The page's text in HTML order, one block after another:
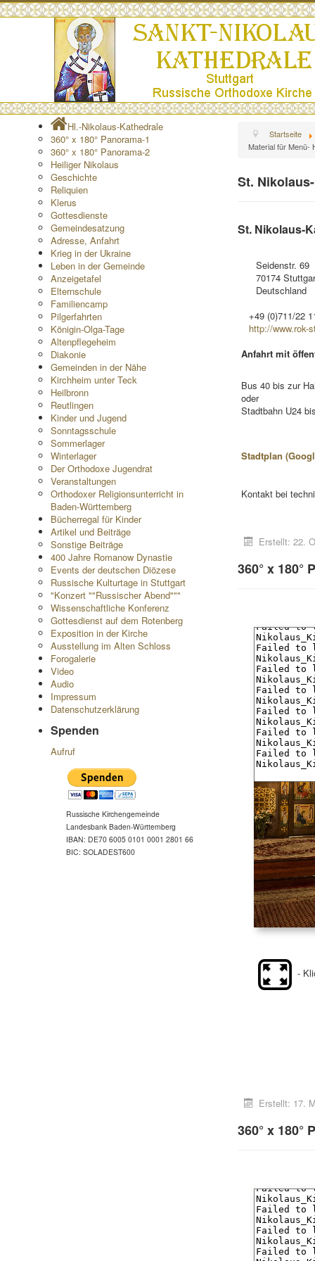
Hl.-Nikolaus-Kathedrale
360° x 180° Panorama-1
360° x 180° Panorama-2
Heiliger Nikolaus
Geschichte
Reliquien
Klerus
Gottesdienste
Gemeindesatzung
Adresse, Anfahrt
Krieg in der Ukraine
Leben in der Gemeinde
Anzeigetafel
Elternschule
Familiencamp
Pilgerfahrten
Königin-Olga-Tage
Altenpflegeheim
Diakonie
Gemeinden in der Nähe
Kirchheim unter Teck
Heilbronn
Reutlingen
Kinder und Jugend
Sonntagsschule
Sommerlager
Winterlager
Der Orthodoxe Jugendrat
Veranstaltungen
Orthodoxer Religionsunterricht in
Baden-Württemberg
Bücherregal für Kinder
Artikel und Beiträge
Sonstige Beiträge
400 Jahre Romanow Dynastie
Events der deutschen Diözese
Russische Kulturtage in Stuttgart
"Konzert ""Russischer Abend"""
Wissenschaftliche Konferenz
Gottesdienst auf dem Rotenberg
Exposition in der Kirche
Ausstellung im Alten Schloss
Forogalerie
Video
Audio
Impressum
Datenschutzerklärung
Spenden
Aufruf
Russische Kirchengemeinde
Landesbank Baden-Württemberg
IBAN: DE70 6005 0101 0001 2801 66
BIC: SOLADEST600
Startseite
Material für Menü-
St.
St. Nikolaus-
Seidenstr. 69
70174
Deutschland
+49 (0)711/22
http://www.rok-
Anfahrt mit
Bus 40 bis zur
oder
Stadtbahn U24
Stadtplan
Kontakt bei
Erstellt: 22.
360° x 180°
-
Erstellt: 17.
360° x 180°